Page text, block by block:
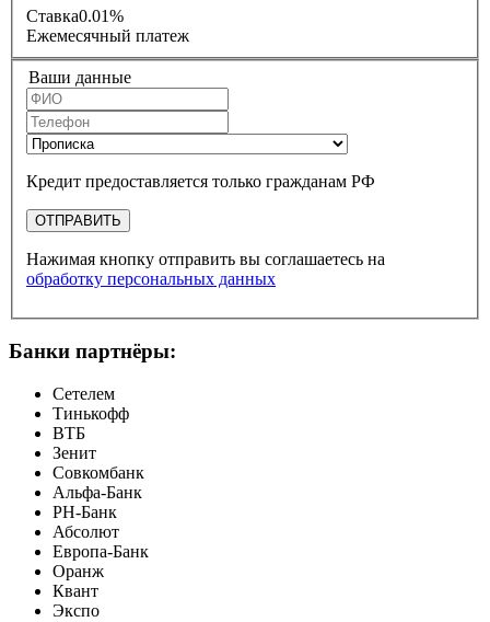
Ставка0.01%
Ежемесячный платеж
Ваши данные
Кредит предоставляется только гражданам РФ
ОТПРАВИТЬ
Нажимая кнопку отправить вы соглашаетесь на
обработку персональных данных
Банки партнёры:
Сетелем
Тинькофф
ВТБ
Зенит
Совкомбанк
Альфа-Банк
РН-Банк
Абсолют
Европа-Банк
Оранж
Квант
Экспо